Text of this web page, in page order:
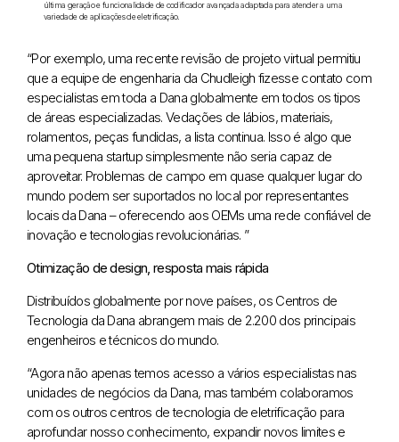
última geração e funcionalidade de codificador avançada adaptada para atender a uma
variedade de aplicações de eletrificação.
“Por exemplo, uma recente revisão de projeto virtual permitiu
que a equipe de engenharia da Chudleigh fizesse contato com
especialistas em toda a Dana globalmente em todos os tipos
de áreas especializadas. Vedações de lábios, materiais,
rolamentos, peças fundidas, a lista continua. Isso é algo que
uma pequena startup simplesmente não seria capaz de
aproveitar. Problemas de campo em quase qualquer lugar do
mundo podem ser suportados no local por representantes
locais da Dana – oferecendo aos OEMs uma rede confiável de
inovação e tecnologias revolucionárias. ”
Otimização de design, resposta mais rápida
Distribuídos globalmente por nove países, os Centros de
Tecnologia da Dana abrangem mais de 2.200 dos principais
engenheiros e técnicos do mundo.
“Agora não apenas temos acesso a vários especialistas nas
unidades de negócios da Dana, mas também colaboramos
com os outros centros de tecnologia de eletrificação para
aprofundar nosso conhecimento, expandir novos limites e